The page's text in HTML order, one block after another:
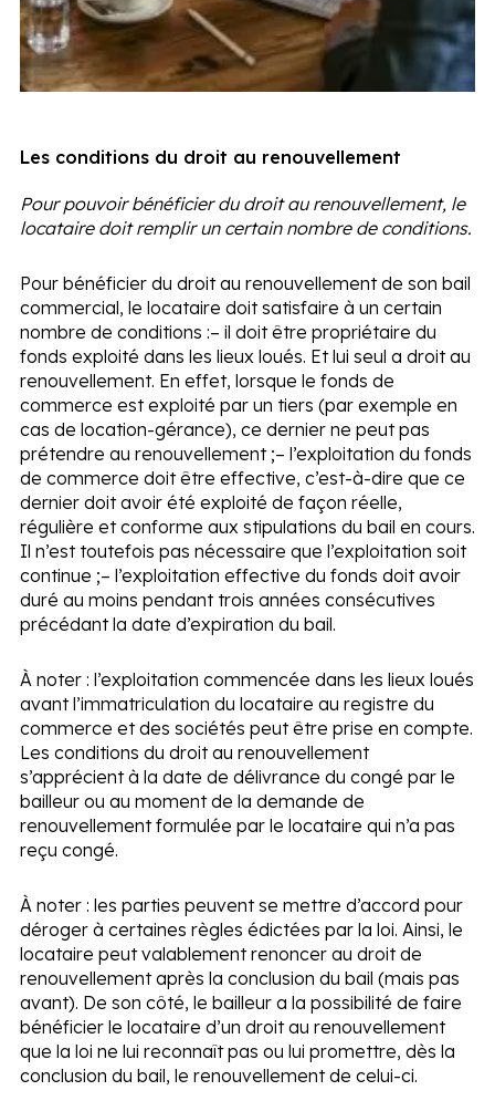
Les conditions du droit au renouvellement
Pour pouvoir bénéficier du droit au renouvellement, le
locataire doit remplir un certain nombre de conditions.
Pour bénéficier du droit au renouvellement de son bail
commercial, le locataire doit satisfaire à un certain
nombre de conditions :– il doit être propriétaire du
fonds exploité dans les lieux loués. Et lui seul a droit au
renouvellement. En effet, lorsque le fonds de
commerce est exploité par un tiers (par exemple en
cas de location-gérance), ce dernier ne peut pas
prétendre au renouvellement ;– l’exploitation du fonds
de commerce doit être effective, c’est-à-dire que ce
dernier doit avoir été exploité de façon réelle,
régulière et conforme aux stipulations du bail en cours.
Il n’est toutefois pas nécessaire que l’exploitation soit
continue ;– l’exploitation effective du fonds doit avoir
duré au moins pendant trois années consécutives
précédant la date d’expiration du bail.
À noter : l’exploitation commencée dans les lieux loués
avant l’immatriculation du locataire au registre du
commerce et des sociétés peut être prise en compte.
Les conditions du droit au renouvellement
s’apprécient à la date de délivrance du congé par le
bailleur ou au moment de la demande de
renouvellement formulée par le locataire qui n’a pas
reçu congé.
À noter : les parties peuvent se mettre d’accord pour
déroger à certaines règles édictées par la loi. Ainsi, le
locataire peut valablement renoncer au droit de
renouvellement après la conclusion du bail (mais pas
avant). De son côté, le bailleur a la possibilité de faire
bénéficier le locataire d’un droit au renouvellement
que la loi ne lui reconnaît pas ou lui promettre, dès la
conclusion du bail, le renouvellement de celui-ci.